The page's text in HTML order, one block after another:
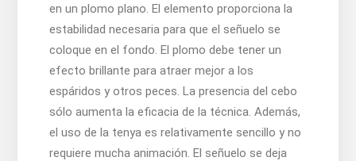
en un plomo plano. El elemento proporciona la
estabilidad necesaria para que el señuelo se
coloque en el fondo. El plomo debe tener un
efecto brillante para atraer mejor a los
espáridos y otros peces. La presencia del cebo
sólo aumenta la eficacia de la técnica. Además,
el uso de la tenya es relativamente sencillo y no
requiere mucha animación. El señuelo se deja